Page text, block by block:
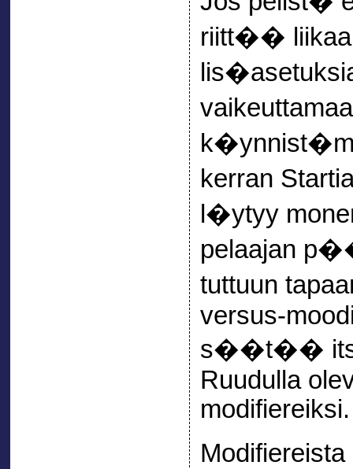
riitt��
kerran
l�ytyy
pelaajan
tuttuun
versus-
s��t��
Ruudulla
modifiereiksi.